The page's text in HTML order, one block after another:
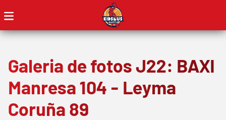
Galeria de fotos J22: BAXI
Manresa 104 - Leyma
Coruña 89